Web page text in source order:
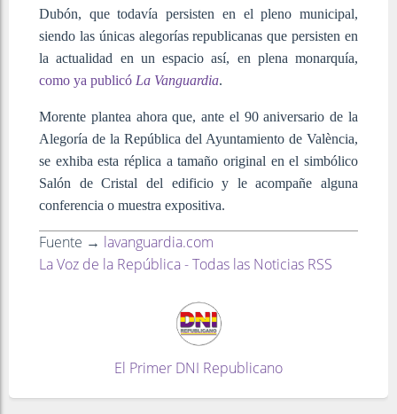
Dubón, que todavía persisten en el pleno municipal,
siendo las únicas alegorías republicanas que persisten en
la actualidad en un espacio así, en plena monarquía,
como ya publicó La Vanguardia.
Morente plantea ahora que, ante el 90 aniversario de la
Alegoría de la República del Ayuntamiento de València,
se exhiba esta réplica a tamaño original en el simbólico
Salón de Cristal del edificio y le acompañe alguna
conferencia o muestra expositiva.
Fuente → lavanguardia.com
La Voz de la República - Todas las Noticias RSS
El Primer DNI Republicano